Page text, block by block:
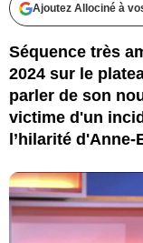
Ajoutez Allociné à
Séquence très
2024 sur le
parler de son
victime d'un
l’hilarité